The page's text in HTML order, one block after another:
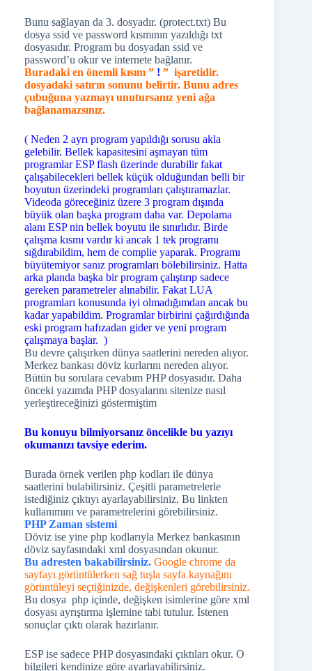
Bunu sağlayan da 3. dosyadır. (protect.txt) Bu
dosya ssid ve password kısmının yazıldığı txt
dosyasıdır. Program bu dosyadan ssid ve
password’u okur ve internete bağlanır.
Buradaki en önemli kısım ” ! ” işaretidir.
dosyadaki satırın sonunu belirtir. Bunu adres
çubuğuna yazmayı unutursanız yeni ağa
bağlanamazsınız.
( Neden 2 ayrı program yapıldığı sorusu akla
gelebilir. Bellek kapasitesini aşmayan tüm
programlar ESP flash üzerinde durabilir fakat
çalışabilecekleri bellek küçük olduğundan belli bir
boyutun üzerindeki programları çalıştıramazlar.
Videoda göreceğiniz üzere 3 program dışında
büyük olan başka program daha var. Depolama
alanı ESP nin bellek boyutu ile sınırlıdır. Birde
çalışma kısmı vardır ki ancak 1 tek programı
sığdırabildim, hem de complie yaparak. Programı
büyütemiyor sanız programları bölebilirsiniz. Hatta
arka planda başka bir program çalıştırıp sadece
gereken parametreler alınabilir. Fakat LUA
programları konusunda iyi olmadığımdan ancak bu
kadar yapabildim. Programlar birbirini çağırdığında
eski program hafızadan gider ve yeni program
çalışmaya başlar. )
Bu devre çalışırken dünya saatlerini nereden alıyor.
Merkez bankası döviz kurlarını nereden alıyor.
Bütün bu sorulara cevabım PHP dosyasıdır. Daha
önceki yazımda PHP dosyalarını sitenize nasıl
yerleştireceğinizi göstermiştim
Bu konuyu bilmiyorsanız öncelikle bu yazıyı
okumanızı tavsiye ederim.
Burada örnek verilen php kodları ile dünya
saatlerini bulabilirsiniz. Çeşitli parametrelerle
istediğiniz çıktıyı ayarlayabilirsiniz. Bu linkten
kullanımını ve parametrelerini görebilirsiniz.
PHP Zaman sistemi
Döviz ise yine php kodlarıyla Merkez bankasının
döviz sayfasındaki xml dosyasından okunur.
Bu adresten bakabilirsiniz. Google chrome da
sayfayı görüntülerken sağ tuşla sayfa kaynağını
görüntüleyi seçtiğinizde, değişkenleri görebilirsiniz.
Bu dosya php içinde, değişken isimlerine göre xml
dosyası ayrıştırma işlemine tabi tutulur. İstenen
sonuçlar çıktı olarak hazırlanır.
ESP ise sadece PHP dosyasındaki çıktıları okur. O
bilgileri kendinize göre ayarlayabilirsiniz.